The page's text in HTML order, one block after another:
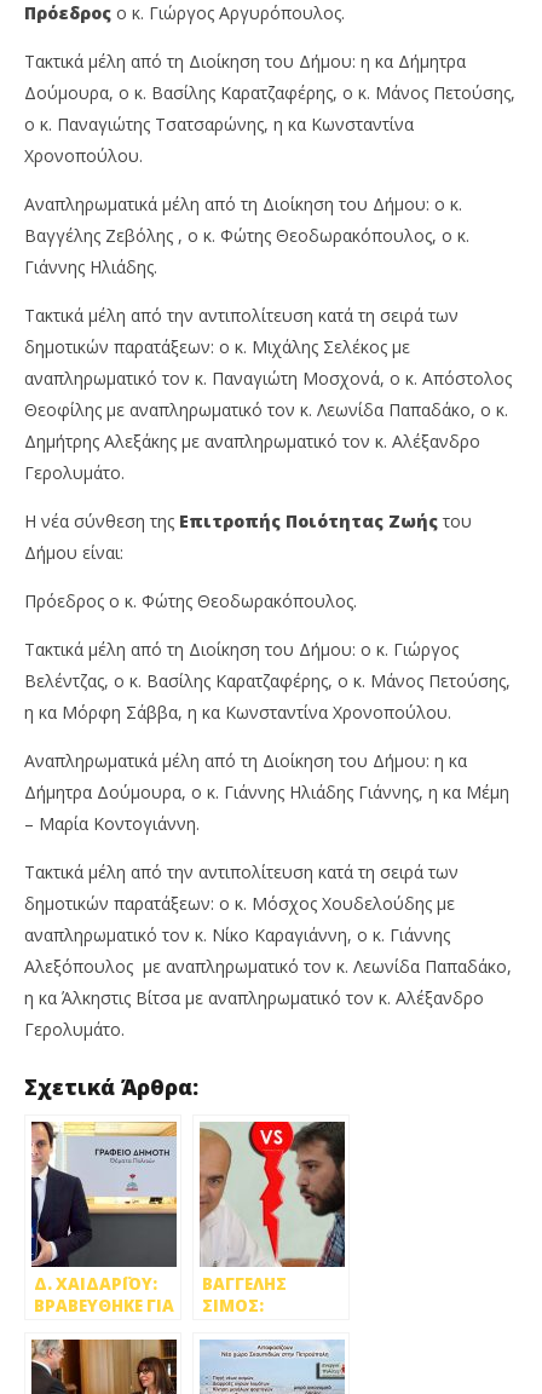
Πρόεδρος ο κ. Γιώργος Αργυρόπουλος.
Τακτικά μέλη από τη Διοίκηση του Δήμου: η κα Δήμητρα
Δούμουρα, ο κ. Βασίλης Καρατζαφέρης, ο κ. Μάνος Πετούσης,
ο κ. Παναγιώτης Τσατσαρώνης, η κα Κωνσταντίνα
Χρονοπούλου.
Αναπληρωματικά μέλη από τη Διοίκηση του Δήμου: ο κ.
Βαγγέλης Ζεβόλης , ο κ. Φώτης Θεοδωρακόπουλος, ο κ.
Γιάννης Ηλιάδης.
Τακτικά μέλη από την αντιπολίτευση κατά τη σειρά των
δημοτικών παρατάξεων: ο κ. Μιχάλης Σελέκος με
αναπληρωματικό τον κ. Παναγιώτη Μοσχονά, ο κ. Απόστολος
Θεοφίλης με αναπληρωματικό τον κ. Λεωνίδα Παπαδάκο, ο κ.
Δημήτρης Αλεξάκης με αναπληρωματικό τον κ. Αλέξανδρο
Γερολυμάτο.
Η νέα σύνθεση της Επιτροπής Ποιότητας Ζωής του
Δήμου είναι:
Πρόεδρος ο κ. Φώτης Θεοδωρακόπουλος.
Τακτικά μέλη από τη Διοίκηση του Δήμου: ο κ. Γιώργος
Βελέντζας, ο κ. Βασίλης Καρατζαφέρης, ο κ. Μάνος Πετούσης,
η κα Μόρφη Σάββα, η κα Κωνσταντίνα Χρονοπούλου.
Αναπληρωματικά μέλη από τη Διοίκηση του Δήμου: η κα
Δήμητρα Δούμουρα, ο κ. Γιάννης Ηλιάδης Γιάννης, η κα Μέμη
– Μαρία Κοντογιάννη.
Τακτικά μέλη από την αντιπολίτευση κατά τη σειρά των
δημοτικών παρατάξεων: ο κ. Μόσχος Χουδελούδης με
αναπληρωματικό τον κ. Νίκο Καραγιάννη, ο κ. Γιάννης
Αλεξόπουλος με αναπληρωματικό τον κ. Λεωνίδα Παπαδάκο,
η κα Άλκηστις Βίτσα με αναπληρωματικό τον κ. Αλέξανδρο
Γερολυμάτο.
Σχετικά Άρθρα:
Δ. ΧΑΙΔΑΡΪΟΥ:
ΒΡΑΒΕΥΘΗΚΕ ΓΙΑ
ΤΟΥ ΓΡΑΦΕΙΟΥ
ΔΗΜΟΤΗ
ΒΑΓΓΕΛΗΣ
ΣΙΜΟΣ:
ΜΑΣΚΕΣ»